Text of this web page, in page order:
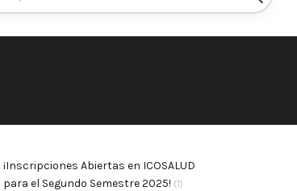
¡Inscripciones Abiertas en ICOSALUD
para el Segundo Semestre 2025! (1)